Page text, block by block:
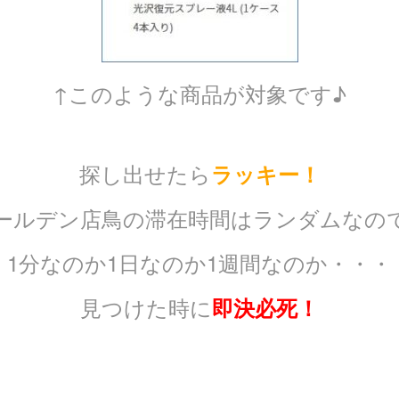
↑このような商品が対象です♪
探し出せたら ラッキー！
ルデン店鳥の滞在時間はランダムなの
1分なのか1日なのか1週間なのか・・・
見つけた時に即決必死！